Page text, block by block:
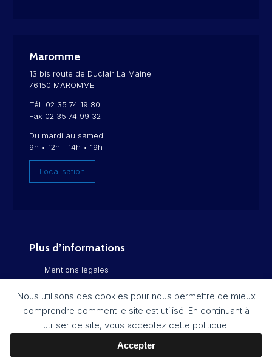
Nous utilisons des cookies pour nous permettre de mieux
comprendre comment le site est utilisé. En continuant à
utiliser ce site, vous acceptez cette politique.
Accepter
Maromme
13 bis route de Duclair La Maine
76150 MAROMME
Tél. 02 35 74 19 80
Fax 02 35 74 99 32
Du mardi au samedi :
9h • 12h | 14h • 19h
Localisation
Plus d’informations
Mentions légales
Politique de confidentialité
Flux RSS
Plan du site